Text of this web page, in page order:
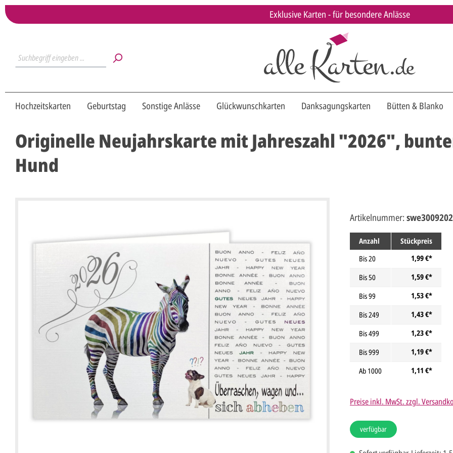
Exklusive Karten - für besondere Anlässe
Hochzeitskarten Geburtstag Sonstige Anlässe Glückwunschkarten Danksagungskarten Bütten & Blanko
Originelle Neujahrskarte mit Jahreszahl "2026",
Hund
Anzahl
Stückpreis
Bis20
1,99 €*
Bis50
1,59 €*
Bis99
1,53 €*
Bis249
1,43 €*
Bis499
1,23 €*
Bis999
1,19 €*
Ab 1000 1,11 €*
Preise inkl. MwSt. zzgl.
verfügbar
Artikelnummer: